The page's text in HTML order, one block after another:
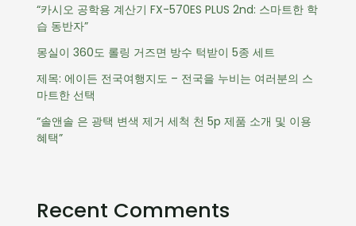
“카시오 공학용 계산기 FX-570ES PLUS 2nd: 스마트한 학
습 동반자”
몽실이 360도 롤링 거즈면 방수 턱받이 5종 세트
제목: 에이든 전국여행지도 – 전국을 누비는 여러분의 스
마트한 선택
“솔앤솔 은 광택 변색 제거 세척 천 5p 제품 소개 및 이용
혜택”
Recent Comments